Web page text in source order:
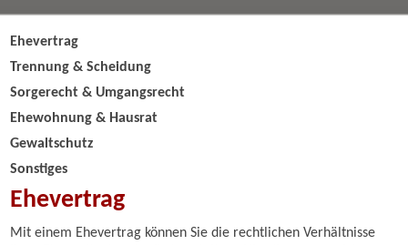
Ehevertrag
Trennung & Scheidung
Sorgerecht & Umgangsrecht
Ehewohnung & Hausrat
Gewaltschutz
Sonstiges
Ehevertrag
Mit einem Ehevertrag können Sie die rechtlichen Verhältnisse